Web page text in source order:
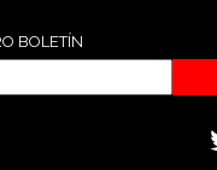
BOLETÍN